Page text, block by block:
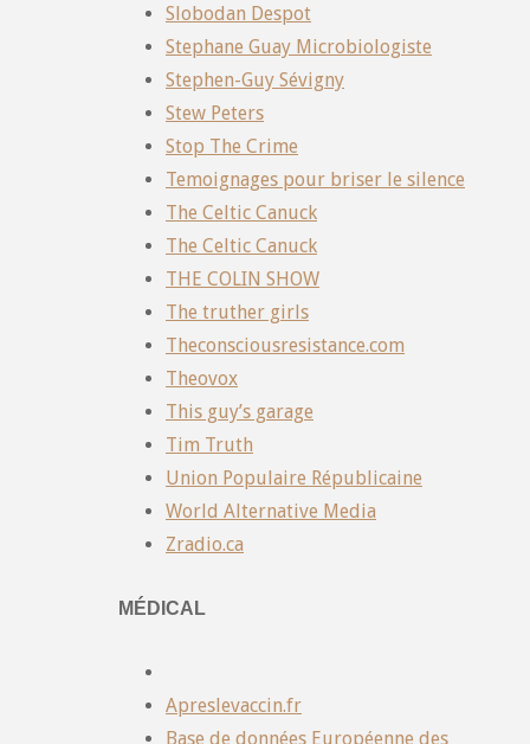
Slobodan Despot
Stephane Guay Microbiologiste
Stephen-Guy Sévigny
Stew Peters
Stop The Crime
Temoignages pour briser le silence
The Celtic Canuck
The Celtic Canuck
THE COLIN SHOW
The truther girls
Theconsciousresistance.com
Theovox
This guy’s garage
Tim Truth
Union Populaire Républicaine
World Alternative Media
Zradio.ca
MÉDICAL
Apreslevaccin.fr
Base de données Européenne des